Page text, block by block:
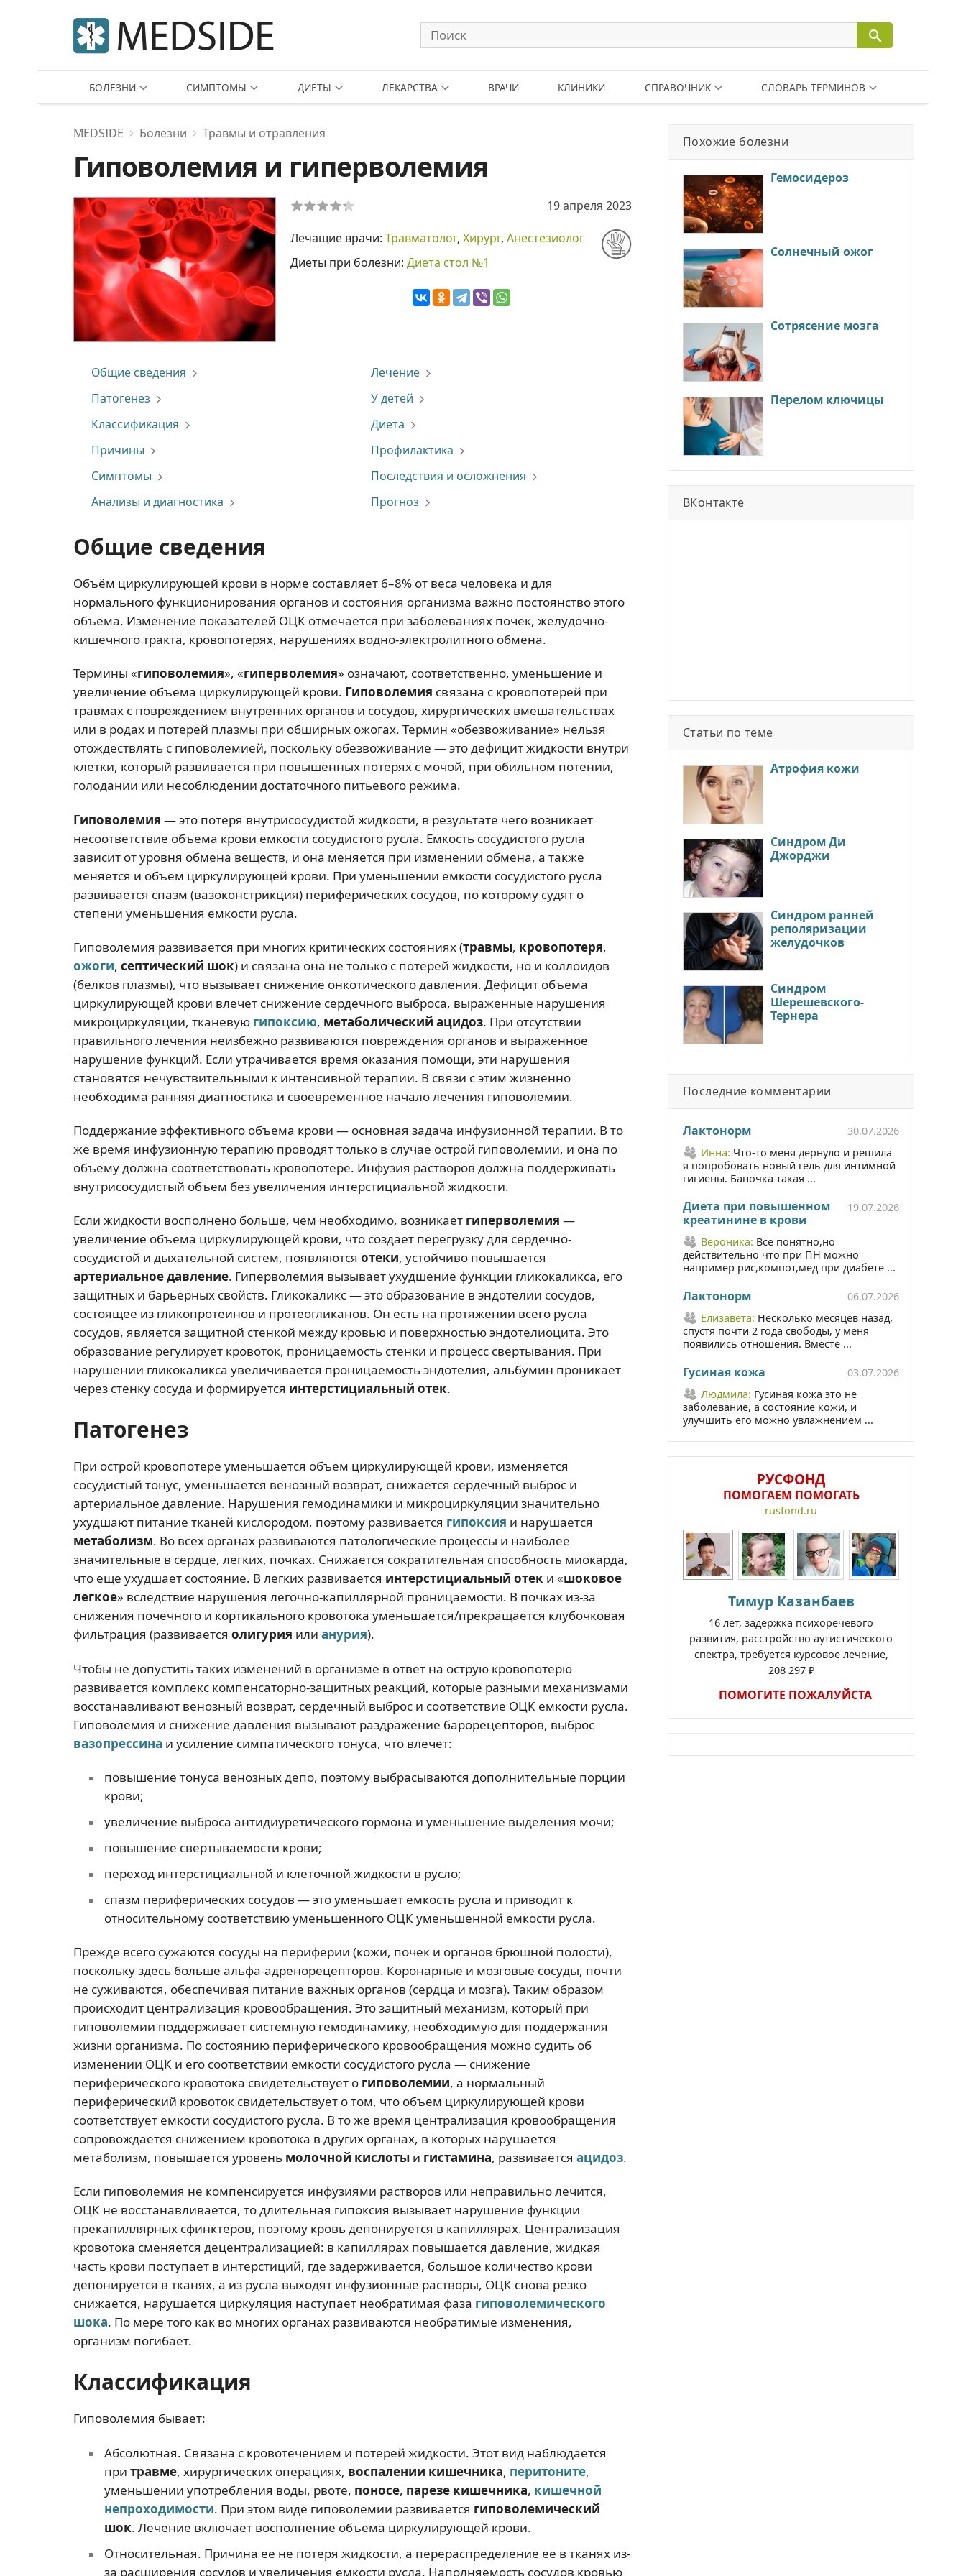
БОЛЕЗНИ СИМПТОМЫ ДИЕТЫ ЛЕКАРСТВА ВРАЧИ КЛИНИКИ СПРАВОЧНИК СЛОВАРЬ ТЕРМИНОВ
MEDSIDE Болезни Травмы и отравления
Гиповолемия и гиперволемия
19 апреля 2023
Лечащие врачи: Травматолог, Хирург, Анестезиолог
Диеты при болезни: Диета стол №1
Общие сведения
Патогенез
Классификация
Причины
Симптомы
Анализы и диагностика
Лечение
У детей
Диета
Профилактика
Последствия и осложнения
Прогноз
Общие сведения
Объём циркулирующей крови в норме составляет 6–8% от веса человека и для
нормального функционирования органов и состояния организма важно постоянство этого
объема. Изменение показателей ОЦК отмечается при заболеваниях почек, желудочно-
кишечного тракта, кровопотерях, нарушениях водно-электролитного обмена.
Термины «гиповолемия», «гиперволемия» означают, соответственно, уменьшение и
увеличение объема циркулирующей крови. Гиповолемия связана с кровопотерей при
травмах с повреждением внутренних органов и сосудов, хирургических вмешательствах
или в родах и потерей плазмы при обширных ожогах. Термин «обезвоживание» нельзя
отождествлять с гиповолемией, поскольку обезвоживание — это дефицит жидкости внутри
клетки, который развивается при повышенных потерях с мочой, при обильном потении,
голодании или несоблюдении достаточного питьевого режима.
Гиповолемия — это потеря внутрисосудистой жидкости, в результате чего возникает
несоответствие объема крови емкости сосудистого русла. Емкость сосудистого русла
зависит от уровня обмена веществ, и она меняется при изменении обмена, а также
меняется и объем циркулирующей крови. При уменьшении емкости сосудистого русла
развивается спазм (вазоконстрикция) периферических сосудов, по которому судят о
степени уменьшения емкости русла.
Гиповолемия развивается при многих критических состояниях (травмы, кровопотеря,
ожоги, септический шок) и связана она не только с потерей жидкости, но и коллоидов
(белков плазмы), что вызывает снижение онкотического давления. Дефицит объема
циркулирующей крови влечет снижение сердечного выброса, выраженные нарушения
микроциркуляции, тканевую гипоксию, метаболический ацидоз. При отсутствии
правильного лечения неизбежно развиваются повреждения органов и выраженное
нарушение функций. Если утрачивается время оказания помощи, эти нарушения
становятся нечувствительными к интенсивной терапии. В связи с этим жизненно
необходима ранняя диагностика и своевременное начало лечения гиповолемии.
Поддержание эффективного объема крови — основная задача инфузионной терапии. В то
же время инфузионную терапию проводят только в случае острой гиповолемии, и она по
объему должна соответствовать кровопотере. Инфузия растворов должна поддерживать
внутрисосудистый объем без увеличения интерстициальной жидкости.
Если жидкости восполнено больше, чем необходимо, возникает гиперволемия —
увеличение объема циркулирующей крови, что создает перегрузку для сердечно-
сосудистой и дыхательной систем, появляются отеки, устойчиво повышается
артериальное давление. Гиперволемия вызывает ухудшение функции гликокаликса, его
защитных и барьерных свойств. Гликокаликс — это образование в эндотелии сосудов,
состоящее из гликопротеинов и протеогликанов. Он есть на протяжении всего русла
сосудов, является защитной стенкой между кровью и поверхностью эндотелиоцита. Это
образование регулирует кровоток, проницаемость стенки и процесс свертывания. При
нарушении гликокаликса увеличивается проницаемость эндотелия, альбумин проникает
через стенку сосуда и формируется интерстициальный отек.
Патогенез
При острой кровопотере уменьшается объем циркулирующей крови, изменяется
сосудистый тонус, уменьшается венозный возврат, снижается сердечный выброс и
артериальное давление. Нарушения гемодинамики и микроциркуляции значительно
ухудшают питание тканей кислородом, поэтому развивается гипоксия и нарушается
метаболизм. Во всех органах развиваются патологические процессы и наиболее
значительные в сердце, легких, почках. Снижается сократительная способность миокарда,
что еще ухудшает состояние. В легких развивается интерстициальный отек и «шоковое
легкое» вследствие нарушения легочно-капиллярной проницаемости. В почках из-за
снижения почечного и кортикального кровотока уменьшается/прекращается клубочковая
фильтрация (развивается олигурия или анурия).
Чтобы не допустить таких изменений в организме в ответ на острую кровопотерю
развивается комплекс компенсаторно-защитных реакций, которые разными механизмами
восстанавливают венозный возврат, сердечный выброс и соответствие ОЦК емкости русла.
Гиповолемия и снижение давления вызывают раздражение барорецепторов, выброс
вазопрессина и усиление симпатического тонуса, что влечет:
повышение тонуса венозных депо, поэтому выбрасываются дополнительные порции
крови;
увеличение выброса антидиуретического гормона и уменьшение выделения мочи;
повышение свертываемости крови;
переход интерстициальной и клеточной жидкости в русло;
спазм периферических сосудов — это уменьшает емкость русла и приводит к
относительному соответствию уменьшенного ОЦК уменьшенной емкости русла.
Прежде всего сужаются сосуды на периферии (кожи, почек и органов брюшной полости),
поскольку здесь больше альфа-адренорецепторов. Коронарные и мозговые сосуды, почти
не суживаются, обеспечивая питание важных органов (сердца и мозга). Таким образом
происходит централизация кровообращения. Это защитный механизм, который при
гиповолемии поддерживает системную гемодинамику, необходимую для поддержания
жизни организма. По состоянию периферического кровообращения можно судить об
изменении ОЦК и его соответствии емкости сосудистого русла — снижение
периферического кровотока свидетельствует о гиповолемии, а нормальный
периферический кровоток свидетельствует о том, что объем циркулирующей крови
соответствует емкости сосудистого русла. В то же время централизация кровообращения
сопровождается снижением кровотока в других органах, в которых нарушается
метаболизм, повышается уровень молочной кислоты и гистамина, развивается ацидоз.
Если гиповолемия не компенсируется инфузиями растворов или неправильно лечится,
ОЦК не восстанавливается, то длительная гипоксия вызывает нарушение функции
прекапиллярных сфинктеров, поэтому кровь депонируется в капиллярах. Централизация
кровотока сменяется децентрализацией: в капиллярах повышается давление, жидкая
часть крови поступает в интерстиций, где задерживается, большое количество крови
депонируется в тканях, а из русла выходят инфузионные растворы, ОЦК снова резко
снижается, нарушается циркуляция наступает необратимая фаза гиповолемического
шока. По мере того как во многих органах развиваются необратимые изменения,
организм погибает.
Классификация
Гиповолемия бывает:
Абсолютная. Связана с кровотечением и потерей жидкости. Этот вид наблюдается
при травме, хирургических операциях, воспалении кишечника, перитоните,
уменьшении употребления воды, рвоте, поносе, парезе кишечника, кишечной
непроходимости. При этом виде гиповолемии развивается гиповолемический
шок. Лечение включает восполнение объема циркулирующей крови.
Относительная. Причина ее не потеря жидкости, а перераспределение ее в тканях из-
за расширения сосудов и увеличения емкости русла. Наполняемость сосудов кровью
Похожие болезни
Гемосидероз
Cолнечный ожог
Сотрясение мозга
Перелом ключицы
ВКонтакте
Статьи по теме
Атрофия кожи
Синдром Ди
Джорджи
Синдром ранней
реполяризации
желудочков
Синдром
Шерешевского-
Тернера
Последние комментарии
Лактонорм
30.07.2026
Инна: Что-то меня дернуло и решила
я попробовать новый гель для интимной
гигиены. Баночка такая ...
Диета при повышенном
креатинине в крови
19.07.2026
Вероника: Все понятно,но
действительно что при ПН можно
например рис,компот,мед при диабете ...
Лактонорм
06.07.2026
Елизавета: Несколько месяцев назад,
спустя почти 2 года свободы, у меня
появились отношения. Вместе ...
Гусиная кожа
03.07.2026
Людмила: Гусиная кожа это не
заболевание, а состояние кожи, и
улучшить его можно увлажнением ...
РУСФОНД
ПОМОГАЕМ ПОМОГАТЬ
rusfond.ru
Тимур Казанбаев
16 лет, задержка психоречевого
развития, расстройство аутистического
спектра, требуется курсовое лечение,
208 297 ₽
ПОМОГИТЕ ПОЖАЛУЙСТА